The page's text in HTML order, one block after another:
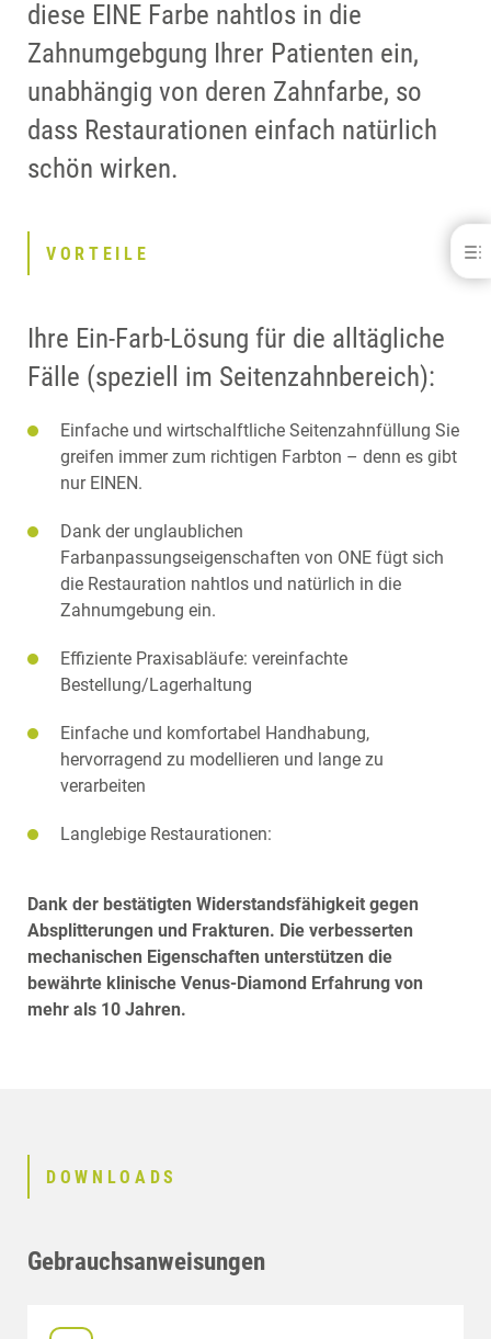
KONTAKT
VERWANDTE PRODUKTE
diese EINE Farbe nahtlos in die
Zahnumgebgung Ihrer Patienten ein,
unabhängig von deren Zahnfarbe, so
dass Restaurationen einfach natürlich
schön wirken.
VORTEILE
Ihre Ein-Farb-Lösung für die alltägliche
Fälle (speziell im Seitenzahnbereich):
Einfache und wirtschalftliche Seitenzahnfüllung Sie
greifen immer zum richtigen Farbton – denn es gibt
nur EINEN.
Dank der unglaublichen
Farbanpassungseigenschaften von ONE fügt sich
die Restauration nahtlos und natürlich in die
Zahnumgebung ein.
Effiziente Praxisabläufe: vereinfachte
Bestellung/Lagerhaltung
Einfache und komfortabel Handhabung,
hervorragend zu modellieren und lange zu
verarbeiten
Langlebige Restaurationen:
Dank der bestätigten Widerstandsfähigkeit gegen
Absplitterungen und Frakturen. Die verbesserten
mechanischen Eigenschaften unterstützen die
bewährte klinische Venus-Diamond Erfahrung von
mehr als 10 Jahren.
DOWNLOADS
Gebrauchsanweisungen